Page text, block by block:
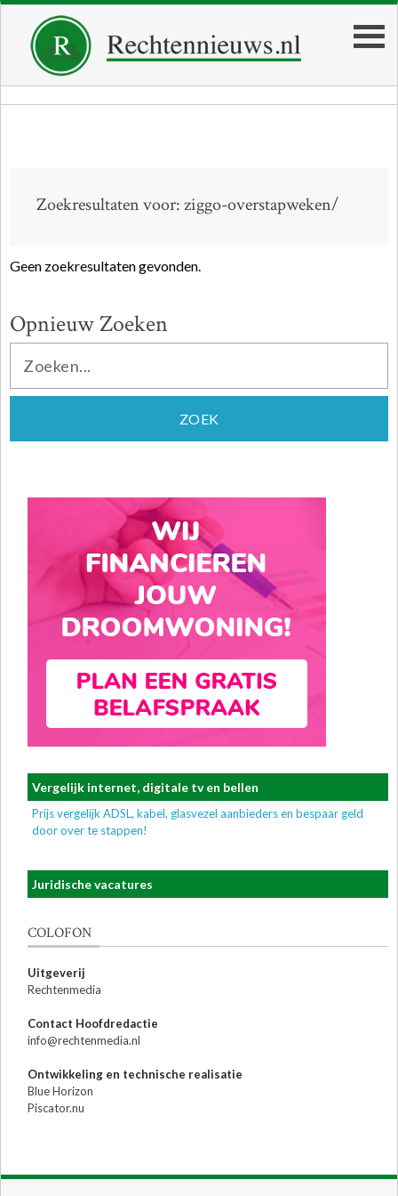
Zoekresultaten voor: ziggo-overstapweken/
Geen zoekresultaten gevonden.
Opnieuw Zoeken
Vergelijk internet, digitale tv en bellen
Prijs vergelijk ADSL, kabel, glasvezel aanbieders en bespaar geld
door over te stappen!
Juridische vacatures
COLOFON
Uitgeverij
Rechtenmedia
Contact Hoofdredactie
info@rechtenmedia.nl
Ontwikkeling en technische realisatie
Blue Horizon
Piscator.nu